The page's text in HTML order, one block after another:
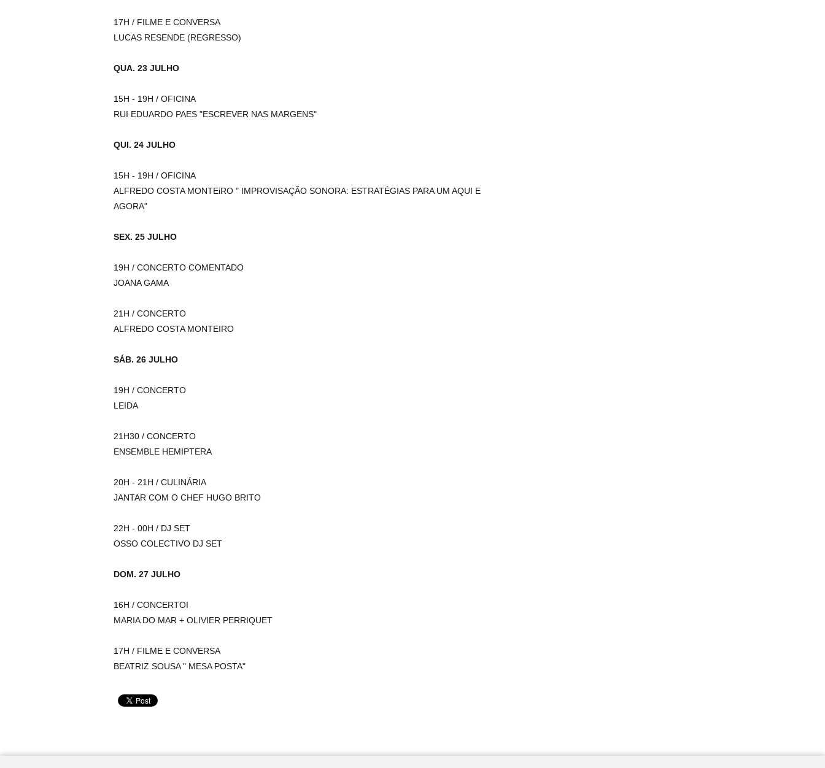
17H / FILME E CONVERSA
LUCAS RESENDE (REGRESSO)
QUA. 23 JULHO
15H - 19H / OFICINA
RUI EDUARDO PAES "ESCREVER NAS MARGENS"
QUI. 24 JULHO
15H - 19H / OFICINA
ALFREDO COSTA MONTEiRO " IMPROVISAÇÃO SONORA: ESTRATÉGIAS PARA UM AQUI E
AGORA"
SEX. 25 JULHO
19H / CONCERTO COMENTADO
JOANA GAMA
21H / CONCERTO
ALFREDO COSTA MONTEIRO
SÁB. 26 JULHO
19H / CONCERTO
LEIDA
21H30 / CONCERTO
ENSEMBLE HEMIPTERA
20H - 21H / CULINÁRIA
JANTAR COM O CHEF HUGO BRITO
22H - 00H / DJ SET
OSSO COLECTIVO DJ SET
DOM. 27 JULHO
16H / CONCERTOI
MARIA DO MAR + OLIVIER PERRIQUET
17H / FILME E CONVERSA
BEATRIZ SOUSA " MESA POSTA"